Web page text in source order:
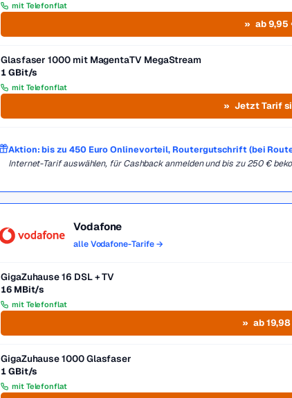
mit Telefonflat
ab 9,95
Glasfaser 1000 mit MagentaTV MegaStream
1 GBit/s
mit Telefonflat
Jetzt Tarif
Aktion: bis zu 450 Euro Onlinevorteil, Routergutschrift (bei
Internet-Tarif auswählen, für Cashback anmelden und bis zu 250 €
Vodafone
alle Vodafone-Tarife →
GigaZuhause 16 DSL + TV
16 MBit/s
mit Telefonflat
ab
GigaZuhause 1000 Glasfaser
1 GBit/s
mit Telefonflat